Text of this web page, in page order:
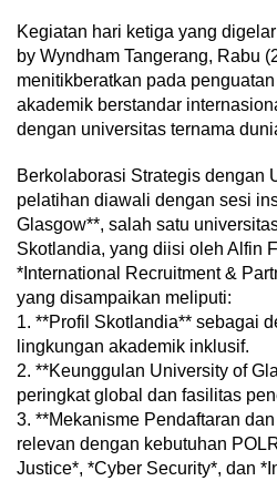
Kegiatan hari ketiga yang
by Wyndham Tangerang, Rabu
menitikberatkan pada
akademik berstandar
dengan universitas ternama
Berkolaborasi Strategis dengan
pelatihan diawali dengan sesi
Glasgow**, salah satu
Skotlandia, yang diisi oleh Alfin
*International Recruitment &
yang disampaikan meliputi:
1. **Profil Skotlandia** sebagai
lingkungan akademik inklusif.
2. **Keunggulan University of
peringkat global dan fasilitas
3. **Mekanisme Pendaftaran
relevan dengan kebutuhan
Justice*, *Cyber Security*, dan